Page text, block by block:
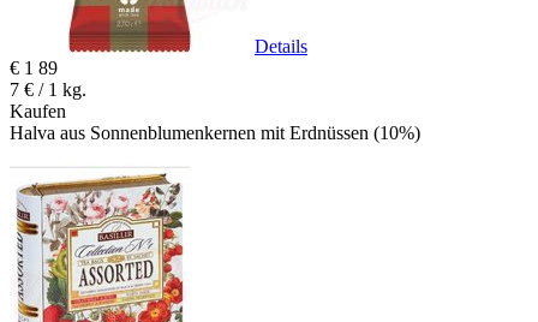
Details
€ 1 89
7 € / 1 kg.
Kaufen
Halva aus Sonnenblumenkernen mit Erdnüssen (10%)